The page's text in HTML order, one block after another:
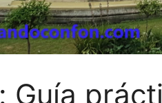
Guía